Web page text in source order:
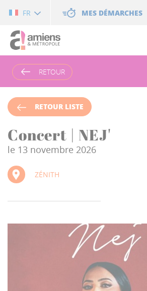
FR MES DÉMARCHES
RETOUR
RETOUR LISTE
Concert | NEJ'
le 13 novembre 2026
ZÉNITH